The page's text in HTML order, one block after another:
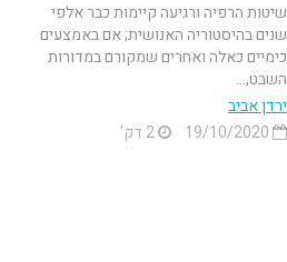
שיטות הרפיה ורגיעה קיימות כבר אלפי
שנים בהיסטוריה האנושית; אם באמצעים
כימיים כאלה ואחרים שמקורם במדורות
השבט,...
ירדן אביב
2 דק'